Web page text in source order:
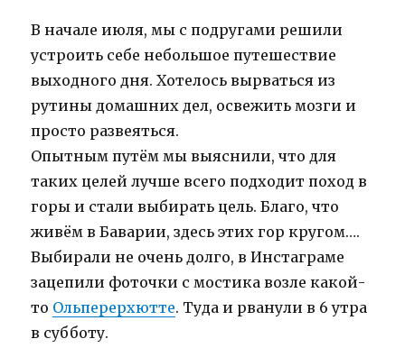
В начале июля, мы с подругами решили
устроить себе небольшое путешествие
выходного дня. Хотелось вырваться из
рутины домашних дел, освежить мозги и
просто развеяться.
Опытным путём мы выяснили, что для
таких целей лучше всего подходит поход в
горы и стали выбирать цель. Благо, что
живём в Баварии, здесь этих гор кругом….
Выбирали не очень долго, в Инстаграме
зацепили фоточки с мостика возле какой-
то Ольперерхютте. Туда и рванули в 6 утра
в субботу.